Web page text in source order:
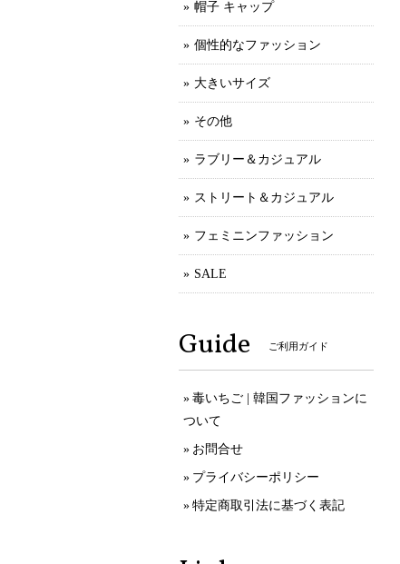
帽子 キャップ
個性的なファッション
大きいサイズ
その他
ラブリー＆カジュアル
ストリート＆カジュアル
フェミニンファッション
SALE
Guide ご利用ガイド
毒いちご | 韓国ファッションに
ついて
お問合せ
プライバシーポリシー
特定商取引法に基づく表記